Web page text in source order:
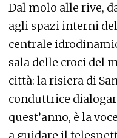
Dal molo alle rive,
agli spazi interni
centrale
sala delle croci del
città: la risiera di
conduttrice
quest’anno, è la